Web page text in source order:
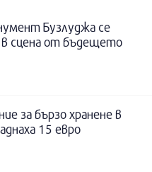
Бузлуджа се
сцена от бъдещето
за бързо хранене в
15 евро